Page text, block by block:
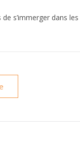
s’immerger dans